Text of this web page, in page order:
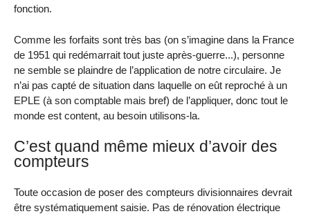
fonction.
Comme les forfaits sont très bas (on s’imagine dans la France
de 1951 qui redémarrait tout juste après-guerre...), personne
ne semble se plaindre de l’application de notre circulaire. Je
n’ai pas capté de situation dans laquelle on eût reproché à un
EPLE (à son comptable mais bref) de l’appliquer, donc tout le
monde est content, au besoin utilisons-la.
C’est quand même mieux d’avoir des
compteurs
Toute occasion de poser des compteurs divisionnaires devrait
être systématiquement saisie. Pas de rénovation électrique